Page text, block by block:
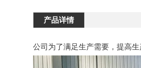
产品详情
公司为了满足生产需要，提高